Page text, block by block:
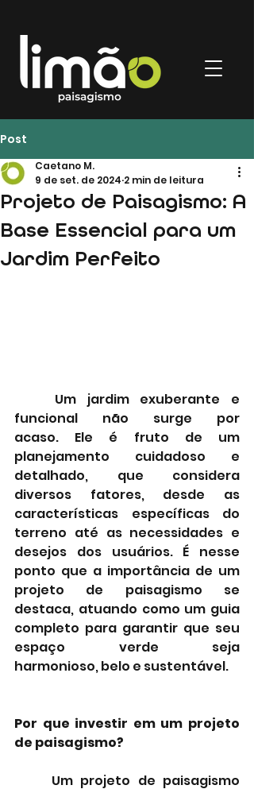
Post
Projeto de Paisagismo: A
Base Essencial para um
Jardim Perfeito
Caetano M.
9 de set. de 2024 2 min de leitura
funcional não surge por
acaso. Ele é fruto de um
planejamento cuidadoso e
detalhado, que considera
diversos fatores, desde as
características específicas do
terreno até as necessidades e
desejos dos usuários. É nesse
ponto que a importância de um
projeto de paisagismo se
destaca, atuando como um guia
completo para garantir que seu
espaço verde seja
harmonioso, belo e sustentável.
Por que investir em um projeto
de paisagismo?